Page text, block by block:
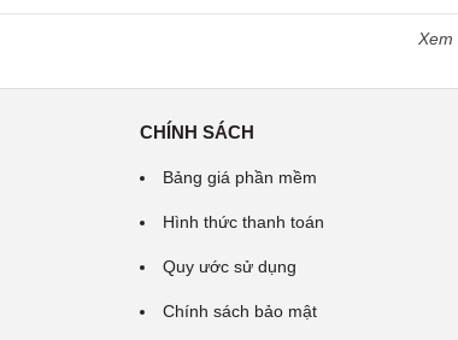
CHÍNH SÁCH
Bảng giá phần mềm
Hình thức thanh toán
Quy ước sử dụng
Chính sách bảo mật